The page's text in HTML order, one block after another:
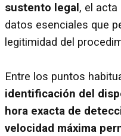
sustento legal , el acta
datos esenciales que
legitimidad del
Entre los puntos
identificación del
hora exacta de
velocidad máxima